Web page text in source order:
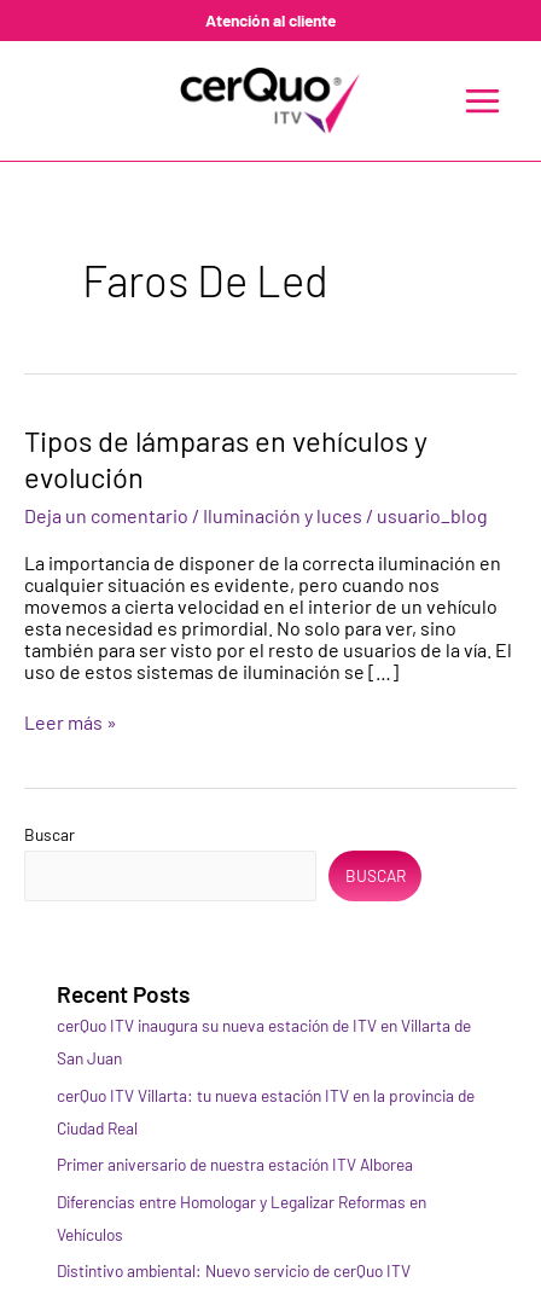
Atención al cliente
MENU
Faros De Led
Tipos de lámparas en vehículos y
evolución
Deja un comentario / Iluminación y luces / usuario_blog
La importancia de disponer de la correcta iluminación en
cualquier situación es evidente, pero cuando nos
movemos a cierta velocidad en el interior de un vehículo
esta necesidad es primordial. No solo para ver, sino
también para ser visto por el resto de usuarios de la vía. El
uso de estos sistemas de iluminación se […]
Tipos
de
lámparas
vehículos
evolución
Leer más »
Buscar
BUSCAR
Recent Posts
cerQuo ITV inaugura su nueva estación de ITV en Villarta de
San Juan
cerQuo ITV Villarta: tu nueva estación ITV en la provincia de
Ciudad Real
Primer aniversario de nuestra estación ITV Alborea
Diferencias entre Homologar y Legalizar Reformas en
Vehículos
Distintivo ambiental: Nuevo servicio de cerQuo ITV